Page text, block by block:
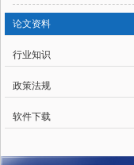
论文资料
行业知识
政策法规
软件下载